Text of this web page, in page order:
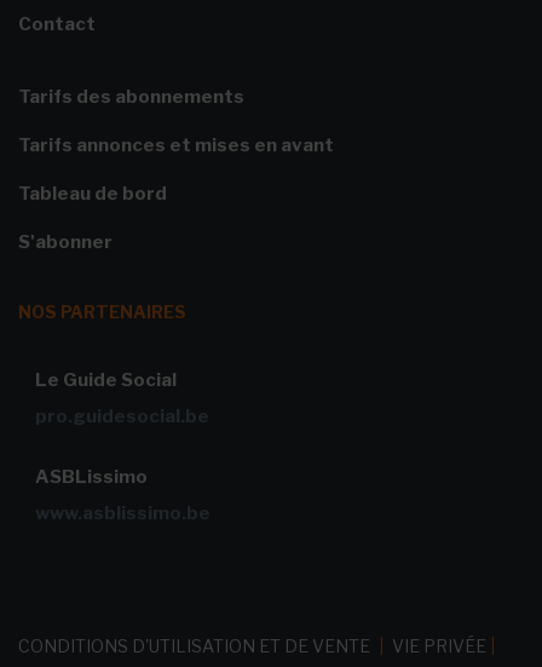
Contact
Tarifs des abonnements
Tarifs annonces et mises en avant
Tableau de bord
S'abonner
NOS PARTENAIRES
Le Guide Social
pro.guidesocial.be
ASBLissimo
www.asblissimo.be
CONDITIONS D'UTILISATION ET DE VENTE VIE PRIVÉE